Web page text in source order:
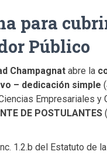
para
Público
Champagnatabre la
– dedicación simple
Empresariales
DE POSTULANTES
1.2.b del Estatuto de